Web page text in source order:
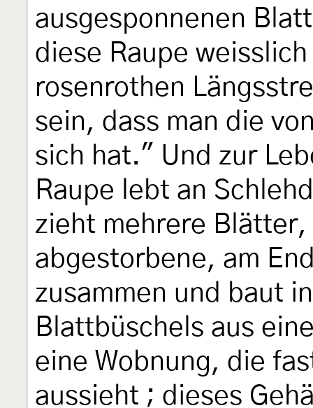
ausgesponnenen
diese Raupe
rosenrothen
sein, dass man die
sich hat." Und zur
Raupe lebt an
zieht mehrere
abgestorbene, am
zusammen und baut
Blattbüschels aus
eine Wobnung, die
aussieht ; dieses